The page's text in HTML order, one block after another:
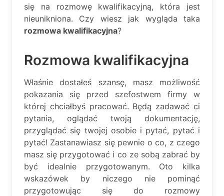
się na rozmowę kwalifikacyjną, która jest
nieunikniona. Czy wiesz jak wygląda taka
rozmowa kwalifikacyjna?
Rozmowa kwalifikacyjna
Właśnie dostałeś szansę, masz możliwość
pokazania się przed szefostwem firmy w
której chciałbyś pracować. Będą zadawać ci
pytania, oglądać twoją dokumentację,
przyglądać się twojej osobie i pytać, pytać i
pytać! Zastanawiasz się pewnie o co, z czego
masz się przygotować i co ze sobą zabrać by
być idealnie przygotowanym. Oto kilka
wskazówek by niczego nie pominąć
przygotowując się do rozmowy